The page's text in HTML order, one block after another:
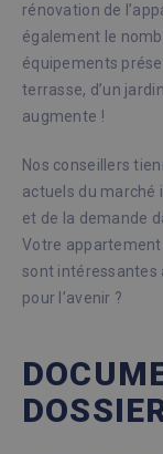
rénovation de
également le
équipements
terrasse, d’un
augmente !
Nos conseillers
actuels du marché
et de la demande
Votre appartement
sont intéressantes
pour l’avenir ?